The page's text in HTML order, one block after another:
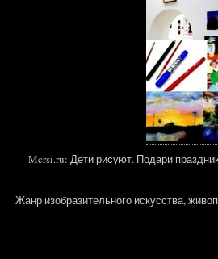
Mcrsi.ru: Дети рисуют. Подари
Жанр изобразительного искусства,